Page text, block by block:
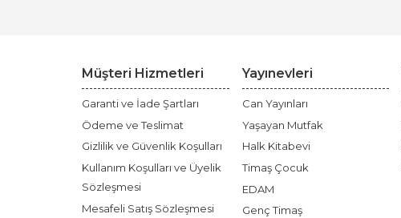
Müşteri Hizmetleri
Garanti ve İade Şartları
Ödeme ve Teslimat
Gizlilik ve Güvenlik Koşulları
Kullanım Koşulları ve Üyelik
Sözleşmesi
Mesafeli Satış Sözleşmesi
Yayınevleri
Can Yayınları
Yaşayan Mutfak
Halk Kitabevi
Timaş Çocuk
EDAM
Genç Timaş